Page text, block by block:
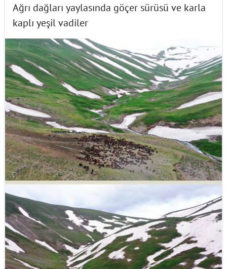
Ağrı dağları yaylasında göçer sürüsü ve karla
kaplı yeşil vadiler